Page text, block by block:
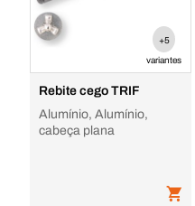
+5
variantes
Rebite cego TRIF
Alumínio, Alumínio,
cabeça plana